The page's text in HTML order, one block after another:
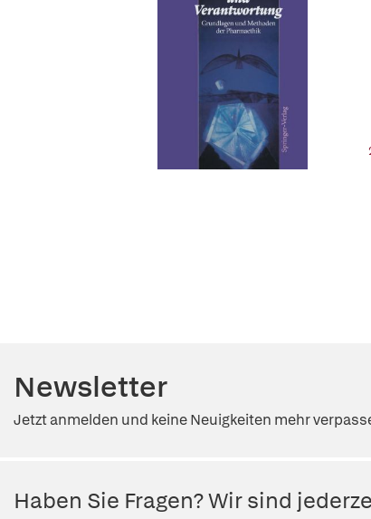
Newsletter
Jetzt anmelden und keine Neuigkeiten mehr
Haben Sie Fragen? Wir sind